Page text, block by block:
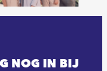
NOG IN BIJ